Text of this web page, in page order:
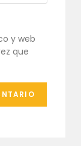
y web
que